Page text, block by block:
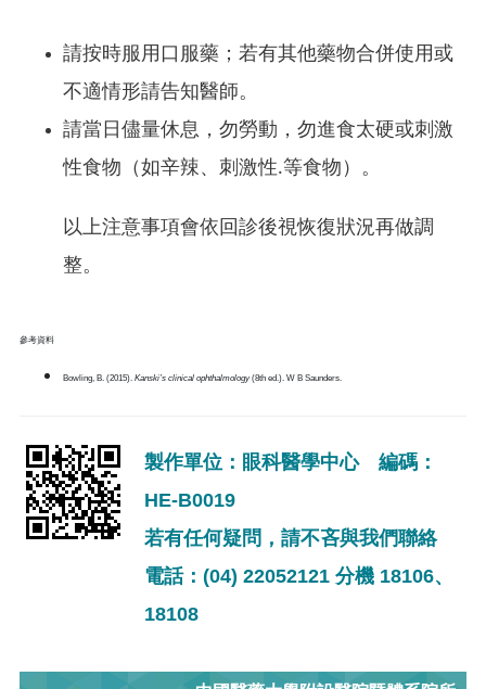
請按時服用口服藥；若有其他藥物合併使用或
不適情形請告知醫師。
請當日儘量休息，勿勞動，勿進食太硬或刺激
性食物（如辛辣、刺激性.等食物）。
以上注意事項會依回診後視恢復狀況再做調
整。
參考資料
Bowling, B. (2015). Kanski’s clinical ophthalmology(8th ed.). W B Saunders.
製作單位：眼科醫學中心 編碼：
HE-B0019
若有任何疑問，請不吝與我們聯絡
電話：(04) 22052121 分機 18106、
18108